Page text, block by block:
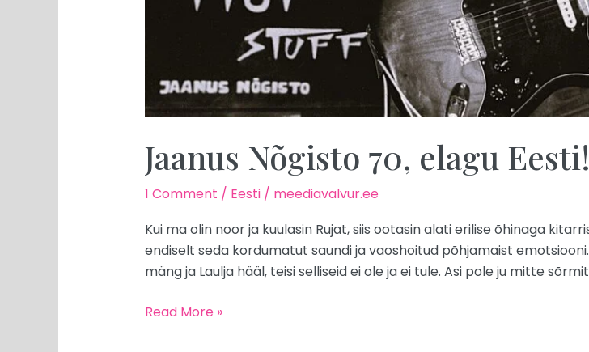
Jaanus Nõgisto 70, elagu Eesti!
1 Comment / Eesti/ meediavalvur.ee
Kui ma olin noor ja kuulasin Rujat, siis ootasin alati erilise õhinaga
endiselt seda kordumatut saundi ja vaoshoitud põhjamaist
mäng ja Laulja hääl, teisi selliseid ei ole ja ei tule. Asi pole ju mitte
Read More »